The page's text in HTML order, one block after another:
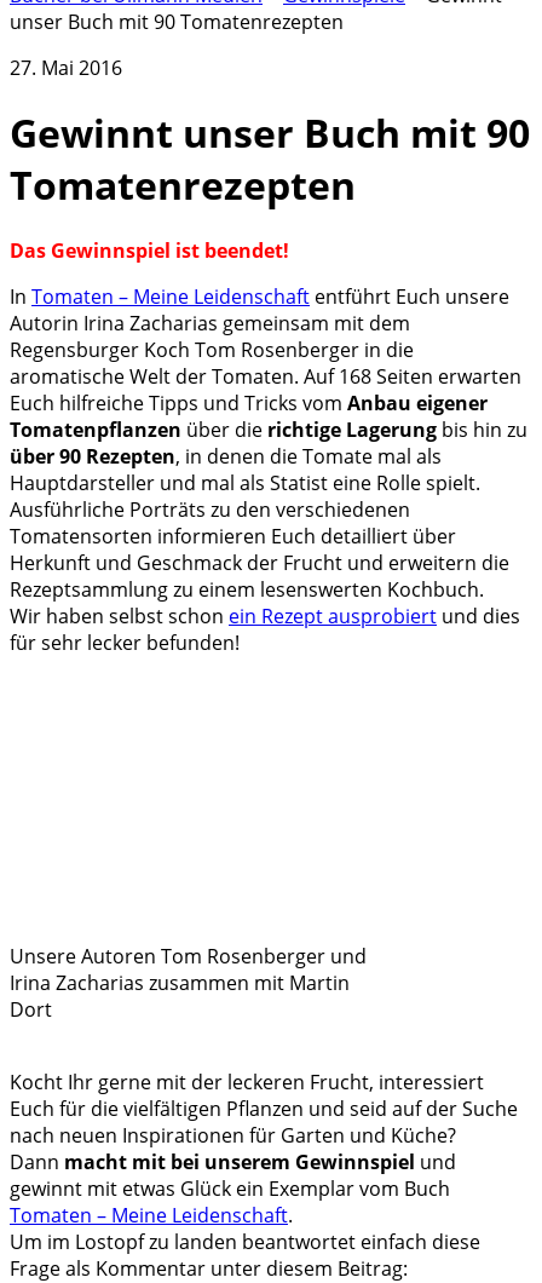
unser Buch mit 90 Tomatenrezepten
27. Mai 2016
Gewinnt unser Buch mit 90
Tomatenrezepten
Das Gewinnspiel ist beendet!
In Tomaten – Meine Leidenschaft entführt Euch unsere
Autorin Irina Zacharias gemeinsam mit dem
Regensburger Koch Tom Rosenberger in die
aromatische Welt der Tomaten. Auf 168 Seiten erwarten
Euch hilfreiche Tipps und Tricks vom Anbau eigener
Tomatenpflanzen über die richtige Lagerung bis hin zu
über 90 Rezepten, in denen die Tomate mal als
Hauptdarsteller und mal als Statist eine Rolle spielt.
Ausführliche Porträts zu den verschiedenen
Tomatensorten informieren Euch detailliert über
Herkunft und Geschmack der Frucht und erweitern die
Rezeptsammlung zu einem lesenswerten Kochbuch.
Wir haben selbst schon ein Rezept ausprobiert und dies
für sehr lecker befunden!
Unsere Autoren Tom Rosenberger und
Irina Zacharias zusammen mit Martin
Dort
Kocht Ihr gerne mit der leckeren Frucht, interessiert
Euch für die vielfältigen Pflanzen und seid auf der Suche
nach neuen Inspirationen für Garten und Küche?
Dann macht mit bei unserem Gewinnspiel und
gewinnt mit etwas Glück ein Exemplar vom Buch
Tomaten – Meine Leidenschaft.
Um im Lostopf zu landen beantwortet einfach diese
Frage als Kommentar unter diesem Beitrag: